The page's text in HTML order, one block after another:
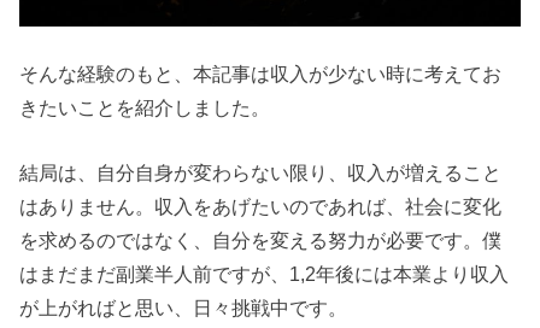
そんな経験のもと、本記事は収入が少ない時に考えてお
きたいことを紹介しました。
結局は、自分自身が変わらない限り、収入が増えること
はありません。収入をあげたいのであれば、社会に変化
を求めるのではなく、自分を変える努力が必要です。僕
はまだまだ副業半人前ですが、1,2年後には本業より収入
が上がればと思い、日々挑戦中です。